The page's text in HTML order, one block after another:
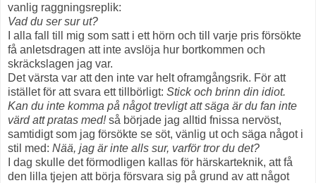
vanlig raggningsreplik:
Vad du ser sur ut?
I alla fall till mig som satt i ett hörn och till varje pris försökte
få anletsdragen att inte avslöja hur bortkommen och
skräckslagen jag var.
Det värsta var att den inte var helt oframgångsrik. För att
istället för att svara ett tillbörligt: Stick och brinn din idiot.
Kan du inte komma på något trevligt att säga är du fan inte
värd att pratas med!så började jag alltid fnissa nervöst,
samtidigt som jag försökte se söt, vänlig ut och säga något i
stil med: Nää, jag är inte alls sur, varför tror du det?
I dag skulle det förmodligen kallas för härskarteknik, att få
den lilla tjejen att börja försvara sig på grund av att något